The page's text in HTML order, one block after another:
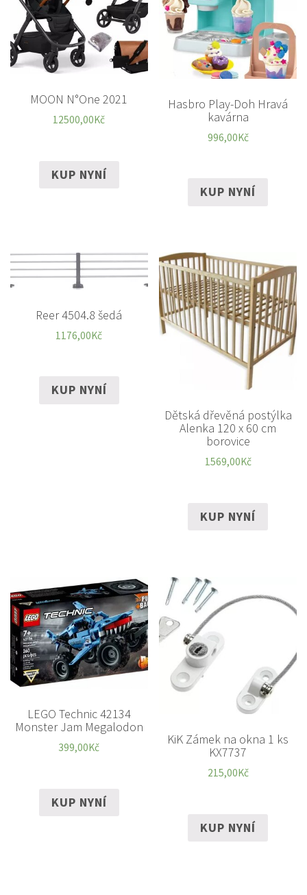
MOON N°One 2021
12500,00Kč
KUP NYNÍ
Hasbro Play-Doh Hravá
kavárna
996,00Kč
KUP NYNÍ
Reer 4504.8 šedá
1176,00Kč
KUP NYNÍ
Dětská dřevěná postýlka
Alenka 120 x 60 cm
borovice
1569,00Kč
KUP NYNÍ
LEGO Technic 42134
Monster Jam Megalodon
399,00Kč
KUP NYNÍ
KiK Zámek na okna 1 ks
KX7737
215,00Kč
KUP NYNÍ